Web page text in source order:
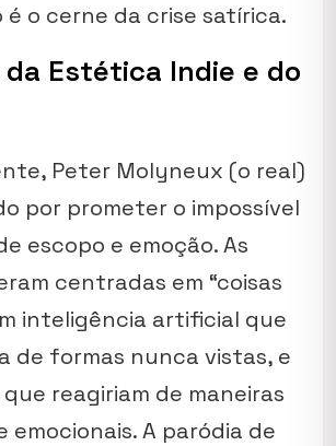
é o cerne da crise satírica.
da Estética Indie e do
Peter Molyneux (o real)
por prometer o impossível
escopo e emoção. As
centradas em “coisas
inteligência artificial que
de formas nunca vistas, e
reagiriam de maneiras
emocionais. A paródia de